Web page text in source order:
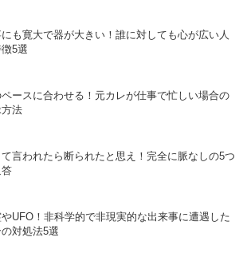
も寛大で器が大きい！誰に対しても心が広い人
5選
ースに合わせる！元カレが仕事で忙しい場合の
法
言われたら断られたと思え！完全に脈なしの5つ
UFO！非科学的で非現実的な出来事に遭遇した
対処法5選